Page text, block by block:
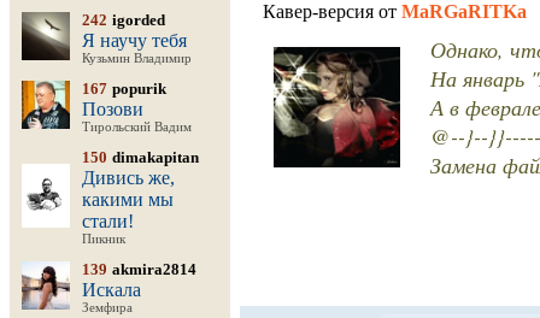
242 igorded
Я научу тебя
Кузьмин Владимир
167 popurik
Позови
Тирольский Вадим
150 dimakapitan
Дивись же,
какими мы
стали!
Пикник
139 akmira2814
Искала
Земфира
Кавер-версия от MaRGaRITKa
Однако,
На январь
А в
@--}--
Замена